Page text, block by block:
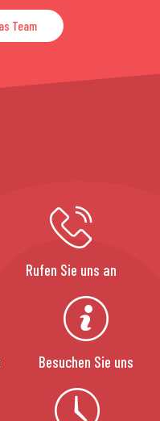
Team
Rufen Sie uns an
Besuchen Sie uns